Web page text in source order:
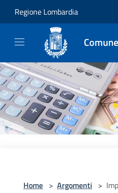
Regione Lombardia
Home > Argomenti >